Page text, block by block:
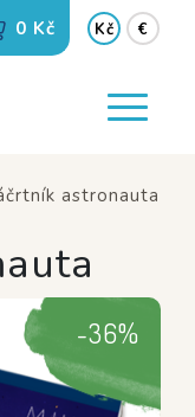
0 Kč Kč €
astronauta
-36%